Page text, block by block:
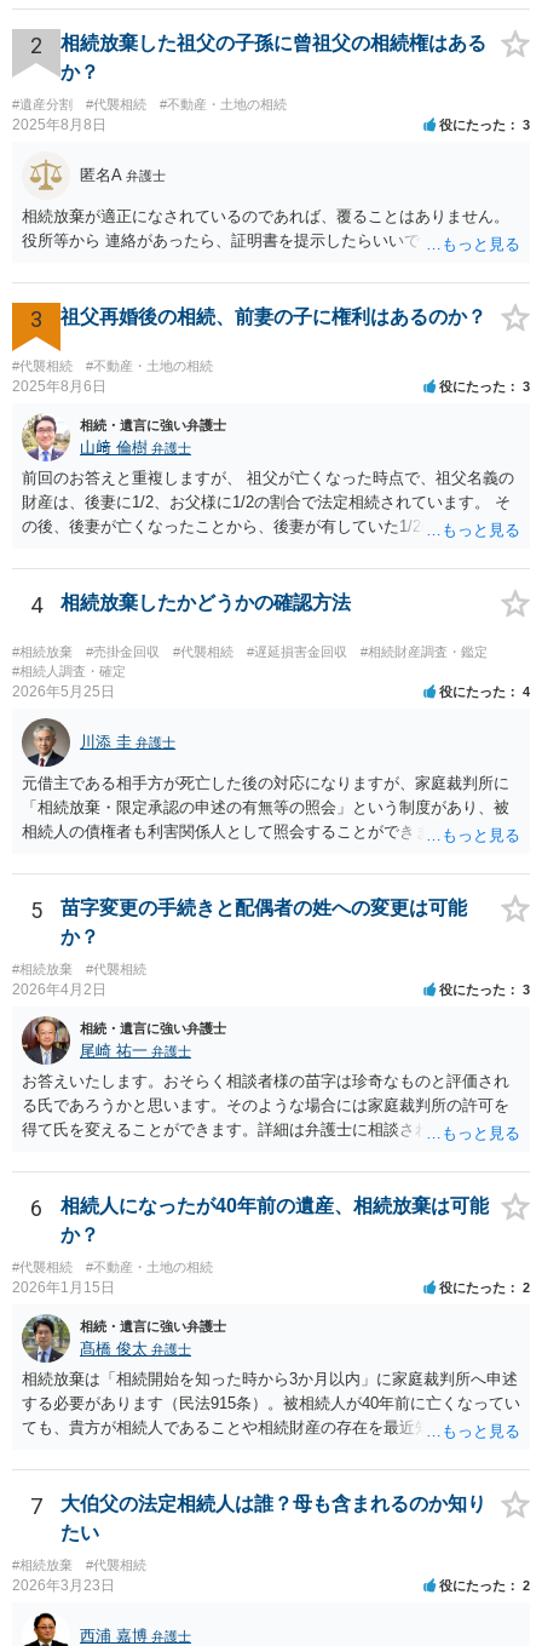
2
相続放棄した祖父の子孫に曾祖父の相続権はある
か？
#遺産分割 #代襲相続 #不動産・土地の相続
2025年8月8日 役にたった 3
匿名A 弁護士
相続放棄が適正になされているのであれば、覆ることはありません。
役所等から 連絡があったら、証明書を提示したらいいでしょう。
3 祖父再婚後の相続、前妻の子に権利はあるのか？
#代襲相続 #不動産・土地の相続
2025年8月6日 役にたった 3
相続・遺言に強い弁護士
山﨑 倫樹 弁護士
前回のお答えと重複しますが、 祖父が亡くなった時点で、祖父名義の
財産は、後妻に1/2、お父様に1/2の割合で法定相続されています。 そ
の後、後妻が亡くなったことから、後妻が有していた1/2の権利は、後
有していた1/2の権利は、その子であるご相談者側に相続されていま
す。 ですので、後妻側の兄弟姉妹（亡くなっている場合はその子）
の財産を名義移転することはできません。 もちろん、祖父の遺言書が
あれば話は別です。 さらに詳しいことは、相続財産に関する資料や戸
籍類をもって、お近くの弁護士に相談されることをお勧めします。
4 相続放棄したかどうかの確認方法
#相続放棄 #売掛金回収 #代襲相続 #遅延損害金回収
#相続財産調査・鑑定
#相続人調査・確定
2026年5月25日 役にたった 4
川添 圭 弁護士
元借主である相手方が死亡した後の対応になりますが、家庭裁判所に
「相続放棄・限定承認の申述の有無等の照会」という制度があり、被
相続人の債権者も利害関係人として照会することができます。照会を
して被相続人の最後の住所地を管轄する家庭裁判所）となります。照
会申請者の本人確認資料のほか、被相続人の相続関係の戸籍謄本類や
債権の存在を示す証拠資料などが必要になります。裁判所ウェブサイ
トで案内されていることが多いので、管轄裁判所のホームページを確
認してみてください。
5
苗字変更の手続きと配偶者の姓への変更は可能
か？
#相続放棄 #代襲相続
2026年4月2日 役にたった 3
相続・遺言に強い弁護士
尾崎 祐一 弁護士
お答えいたします。おそらく相談者様の苗字は珍奇なものと評価され
る氏であろうかと思います。そのような場合には家庭裁判所の許可を
得て氏を変えることができます。詳細は弁護士に相談されるのが宜し
6
相続人になったが40年前の遺産、相続放棄は可能
か？
#代襲相続 #不動産・土地の相続
2026年1月15日 役にたった 2
相続・遺言に強い弁護士
髙橋 俊太 弁護士
相続放棄は「相続開始を知った時から3か月以内」に家庭裁判所へ申述
する必要があります（民法915条）。被相続人が40年前に亡くなってい
ても、貴方が相続人であることや相続財産の存在を最近知ったのであ
ります。最寄りの弁護士などにまずは相談した方がよいでしょう。
7
大伯父の法定相続人は誰？母も含まれるのか知り
たい
#相続放棄 #代襲相続
2026年3月23日 役にたった 2
西浦 嘉博 弁護士